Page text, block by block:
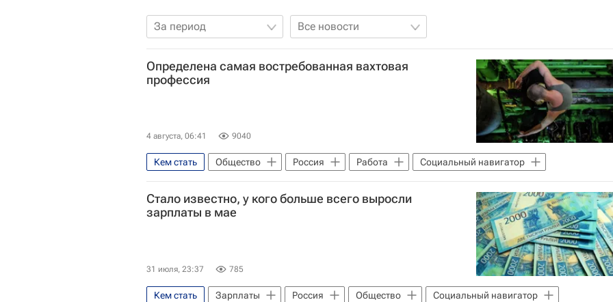
За период Все новости
Определена самая востребованная вахтовая
профессия
4 августа, 06:41 9040
Кем стать Общество Россия Работа Социальный навигатор
Стало известно, у кого больше всего выросли
зарплаты в мае
31 июля, 23:37 785
Кем стать Зарплаты Россия Общество Социальный навигатор